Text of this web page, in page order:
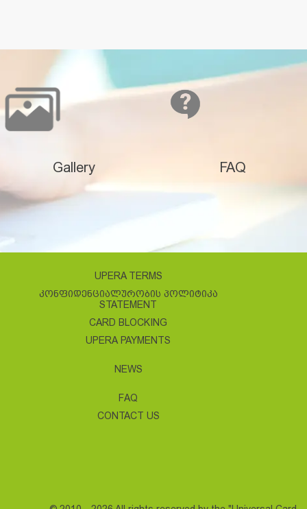
Gallery FAQ
UPERA TERMS
ᲙᲝᲜᲤᲘᲓᲔᲜᲪᲘᲐᲚᲣᲠᲝᲑᲘᲡ ᲞᲝᲚᲘᲢᲘᲙᲐ
STATEMENT
CARD BLOCKING
UPERA PAYMENTS
NEWS
FAQ
CONTACT US